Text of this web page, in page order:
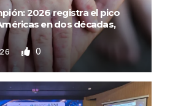
2026 registra el pico
en dos décadas,
0